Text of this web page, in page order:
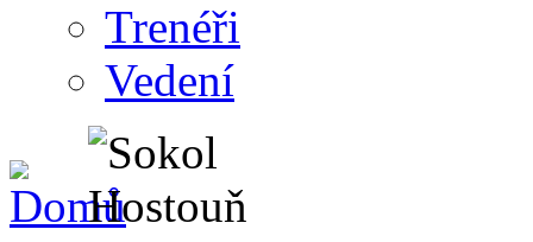
Trenéři
Vedení